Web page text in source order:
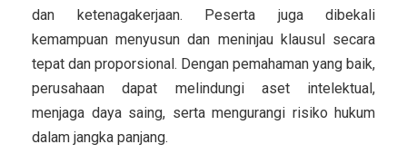
dan ketenagakerjaan. Peserta juga dibekali
kemampuan menyusun dan meninjau klausul secara
tepat dan proporsional. Dengan pemahaman yang baik,
perusahaan dapat melindungi aset intelektual,
menjaga daya saing, serta mengurangi risiko hukum
dalam jangka panjang.